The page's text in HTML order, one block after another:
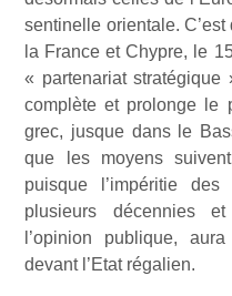
sentinelle orientale.
la France et Chypre, le
« partenariat stratégique
complète et prolonge le
grec, jusque dans le
que les moyens
puisque l’impéritie des
plusieurs décennies
l’opinion publique,
devant l’Etat régalien.